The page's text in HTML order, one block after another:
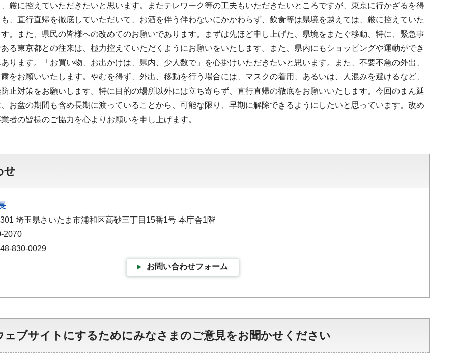
厳に控えていただきたいと思います。またテレワーク等の工夫もいただきたいところですが、東京に行かざるを得
、直行直帰を徹底していただいて、お酒を伴う伴わないにかかわらず、飲食等は県境を越えては、厳に控えていた
。また、県民の皆様への改めてのお願いであります。まずは先ほど申し上げた、県境をまたぐ移動、特に、緊急事
る東京都との往来は、極力控えていただくようにお願いをいたします。また、県内にもショッピングや運動ができ
ります。「お買い物、お出かけは、県内、少人数で」を心掛けいただきたいと思います。また、不要不急の外出、
をお願いいたします。やむを得ず、外出、移動を行う場合には、マスクの着用、あるいは、人混みを避けるなど、
止対策をお願いします。特に目的の場所以外には立ち寄らず、直行直帰の徹底をお願いいたします。今回のまん延
お盆の期間も含め長期に渡っていることから、可能な限り、早期に解除できるようにしたいと思っています。改め
者の皆様のご協力を心よりお願いを申し上げます。
せ
埼玉県さいたま市浦和区高砂三丁目15番1号 本庁舎1階
2070
830-0029
お問い合わせフォーム
ェブサイトにするためにみなさまのご意見をお聞かせください